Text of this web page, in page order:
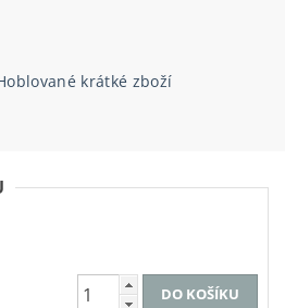
krátké zboží